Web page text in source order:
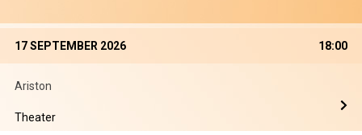
17 SEPTEMBER 2026 18:00
Ariston
Theater